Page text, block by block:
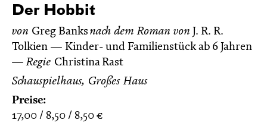
Der Hobbit
von Greg Banks nach dem Roman von J. R. R.
Tolkien
Kinder- und Familienstück ab 6 Jahren
Regie Christina Rast
Schauspielhaus, Großes Haus
Preise:
17,00
8,50 8,50 €